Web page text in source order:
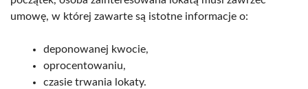
umowę, w której zawarte są istotne informacje o:
deponowanej kwocie,
oprocentowaniu,
czasie trwania lokaty.